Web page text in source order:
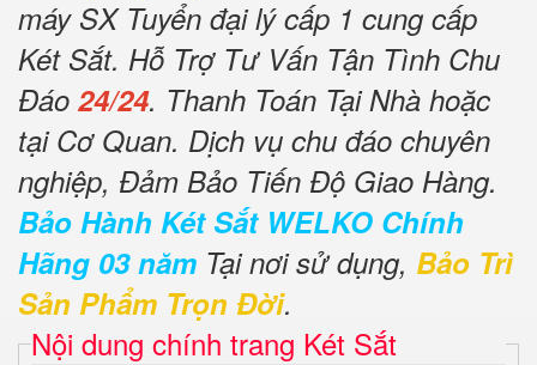
máy SX Tuyển đại lý cấp 1 cung cấp
Két Sắt. Hỗ Trợ Tư Vấn Tận Tình Chu
Đáo 24/24. Thanh Toán Tại Nhà hoặc
tại Cơ Quan. Dịch vụ chu đáo chuyên
nghiệp, Đảm Bảo Tiến Độ Giao Hàng.
Bảo Hành Két Sắt WELKO Chính
Hãng 03 năm Tại nơi sử dụng, Bảo Trì
Sản Phẩm Trọn Đời.
Nội dung chính trang Két Sắt